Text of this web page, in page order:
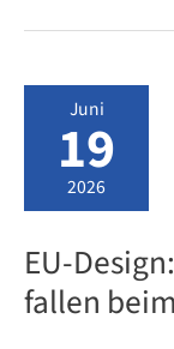
Juni
19
2026
EU-
fallen